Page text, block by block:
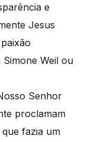
e
Jesus
Weil ou
Senhor
proclamam
fazia um